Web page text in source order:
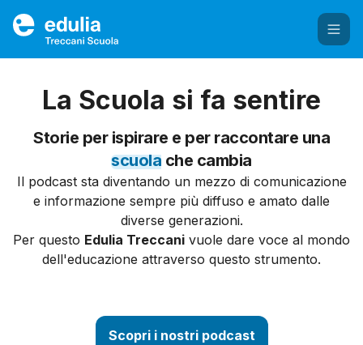
Edulia Treccani Scuola
La Scuola si fa sentire
Storie per ispirare e per raccontare una
scuola che cambia
Il podcast sta diventando un mezzo di comunicazione
e informazione sempre più diffuso e amato dalle
diverse generazioni.
Per questo Edulia Treccani vuole dare voce al mondo
dell'educazione attraverso questo strumento.
Scopri i nostri podcast